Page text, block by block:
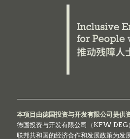
本项目由德国投资与开发有限公司提供
德国投资与开发有限公司（KFW DEG
联邦共和国的经济合作和发展政策为发